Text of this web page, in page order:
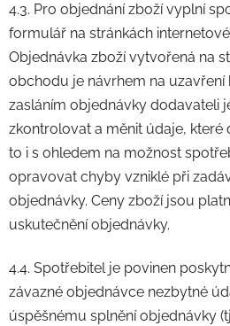
4.3. Pro objednání zboží vyplní
formulář na stránkách
Objednávka zboží vytvořená na
obchodu je návrhem na uzavření
zasláním objednávky dodavateli
zkontrolovat a měnit údaje, které
to i s ohledem na možnost
opravovat chyby vzniklé při
objednávky. Ceny zboží jsou
uskutečnění objednávky.
4.4. Spotřebitel je povinen
závazné objednávce nezbytné
úspěšnému splnění objednávky